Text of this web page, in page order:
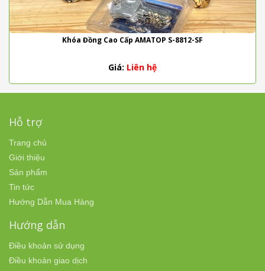
Khóa Đồng Cao Cấp AMATOP S-8812-SF
Giá: Liên hệ
Hỗ trợ
Trang chủ
Giới thiệu
Sản phẩm
Tin tức
Hướng Dẫn Mua Hàng
Hướng dẫn
Điều khoản sử dụng
Điều khoản giao dịch